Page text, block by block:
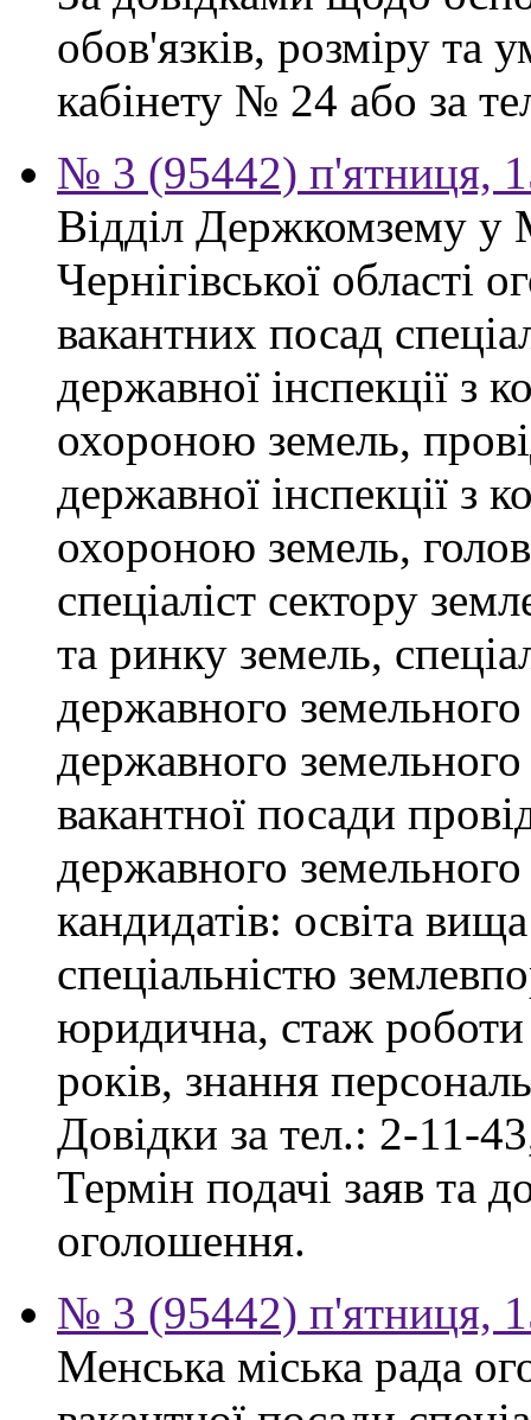
обов'язків, розміру та
кабінету № 24 або за
№ 3 (95442) п'ятниця,
Відділ Держкомзему у
Чернігівської області
вакантних посад
державної інспекції з
охороною земель,
державної інспекції з
охороною земель,
спеціаліст сектору
та ринку земель,
державного земельного
державного
вакантної посади
державного
кандидатів: освіта
спеціальністю
юридична, стаж роботи
років, знання
Довідки за тел.: 2-11-
Термін подачі заяв та
оголошення.
№ 3 (95442) п'ятниця,
Менська міська рада